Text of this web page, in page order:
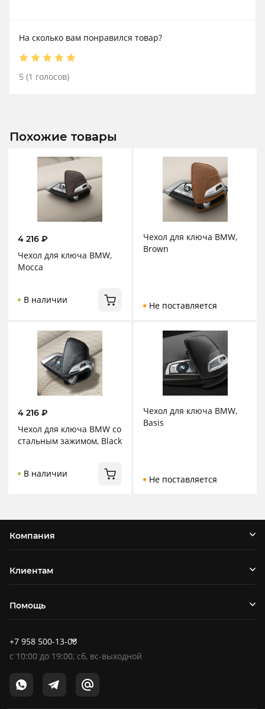
На сколько вам понравился товар?
5 (1 голосов)
Похожие товары
4 216 ₽
Чехол для ключа BMW,
Mocca
В наличии
Чехол для ключа BMW,
Brown
Не поставляется
4 216 ₽
Чехол для ключа BMW со
стальным зажимом, Black
В наличии
Чехол для ключа BMW,
Basis
Не поставляется
Компания
Клиентам
Помощь
+7 958 500-13-00
c10:00до19:00, сб, вс-выходной